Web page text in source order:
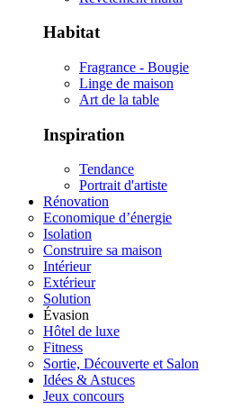
Habitat
Fragrance - Bougie
Linge de maison
Art de la table
Inspiration
Tendance
Portrait d'artiste
Rénovation
Economique d’énergie
Isolation
Construire sa maison
Intérieur
Extérieur
Solution
Évasion
Hôtel de luxe
Fitness
Sortie, Découverte et Salon
Idées & Astuces
Jeux concours